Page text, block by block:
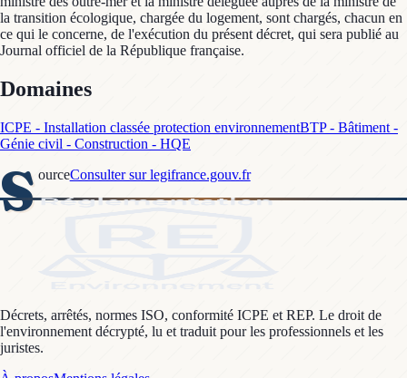
Domaines
ICPE - Installation classée protection environnementBTP - Bâtiment -
Génie civil - Construction - HQE
S ourceConsulter sur legifrance.gouv.fr
Décrets, arrêtés, normes ISO, conformité ICPE et REP. Le droit de
l'environnement décrypté, lu et traduit pour les professionnels et les
juristes.